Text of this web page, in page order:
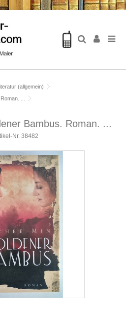
(allgemein)
...
Bambus. Roman. ...
Nr. 38482